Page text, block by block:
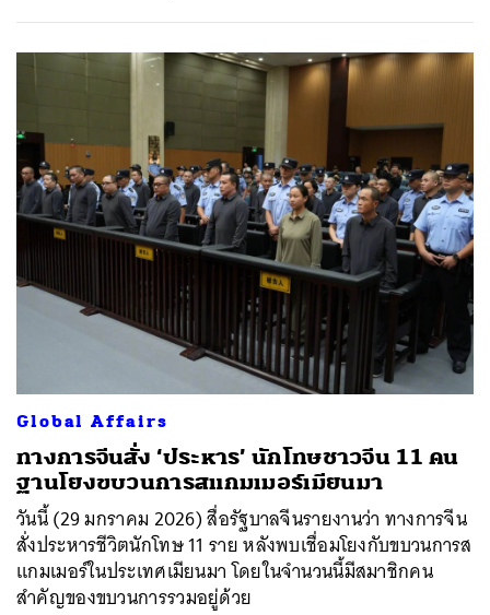
Global Affairs
ทางการจีนสั่ง ‘ประหาร’ นักโทษชาวจีน 11 คน
ฐานโยงขบวนการสแกมเมอร์เมียนมา
วันนี้ (29 มกราคม 2026) สื่อรัฐบาลจีนรายงานว่า ทางการจีน
สั่งประหารชีวิตนักโทษ 11 ราย หลังพบเชื่อมโยงกับขบวนการส
แกมเมอร์ในประเทศเมียนมา โดยในจำนวนนี้มีสมาชิกคน
สำคัญของขบวนการรวมอยู่ด้วย